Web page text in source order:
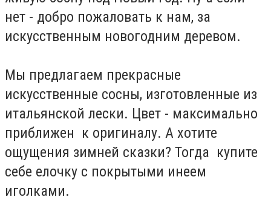
нет - добро пожаловать к нам, за
искусственным новогодним деревом.
Мы предлагаем прекрасные
искусственные сосны, изготовленные из
итальянской лески. Цвет - максимально
приближен к оригиналу. А хотите
ощущения зимней сказки? Тогда купите
себе елочку с покрытыми инеем
иголками.